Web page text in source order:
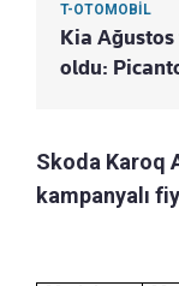
T-OTOMOBİL
Kia
oldu:
Skoda Karoq
kampanyalı